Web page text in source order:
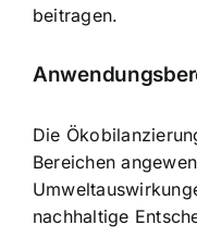
beitragen.
Die
Bereichen
nachhaltige